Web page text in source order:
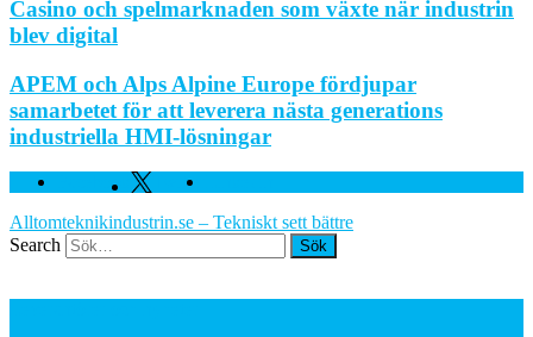
Casino och spelmarknaden som växte när industrin
blev digital
APEM och Alps Alpine Europe fördjupar
samarbetet för att leverera nästa generations
industriella HMI-lösningar
Facebook Twitter
Alltomteknikindustrin.se – Tekniskt sett bättre
Search